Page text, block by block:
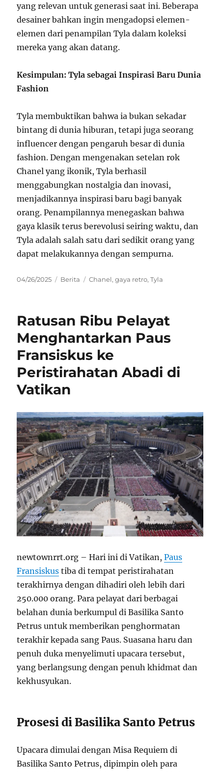
yang relevan untuk generasi saat ini. Beberapa
desainer bahkan ingin mengadopsi elemen-
elemen dari penampilan Tyla dalam koleksi
mereka yang akan datang.
Kesimpulan: Tyla sebagai Inspirasi Baru Dunia
Fashion
Tyla membuktikan bahwa ia bukan sekadar
bintang di dunia hiburan, tetapi juga seorang
influencer dengan pengaruh besar di dunia
fashion. Dengan mengenakan setelan rok
Chanel yang ikonik, Tyla berhasil
menggabungkan nostalgia dan inovasi,
menjadikannya inspirasi baru bagi banyak
orang. Penampilannya menegaskan bahwa
gaya klasik terus berevolusi seiring waktu, dan
Tyla adalah salah satu dari sedikit orang yang
dapat melakukannya dengan sempurna.
Posted
04/26/2025 Categories
Berita Tags
Chanel,gaya retro,Tyla
Ratusan Ribu Pelayat
Menghantarkan Paus
Fransiskus ke
Peristirahatan Abadi di
Vatikan
newtownrrt.org – Hari ini di Vatikan,Paus
Fransiskus tiba di tempat peristirahatan
terakhirnya dengan dihadiri oleh lebih dari
250.000 orang. Para pelayat dari berbagai
belahan dunia berkumpul di Basilika Santo
Petrus untuk memberikan penghormatan
terakhir kepada sang Paus. Suasana haru dan
penuh duka menyelimuti upacara tersebut,
yang berlangsung dengan penuh khidmat dan
kekhusyukan.
Prosesi di Basilika Santo Petrus
Upacara dimulai dengan Misa Requiem di
Basilika Santo Petrus, dipimpin oleh para